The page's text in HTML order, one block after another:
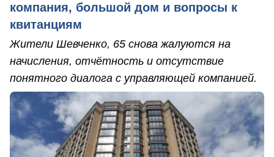
компания, большой дом и вопросы к
квитанциям
Жители Шевченко, 65 снова жалуются на
начисления, отчётность и отсутствие
понятного диалога с управляющей компанией.